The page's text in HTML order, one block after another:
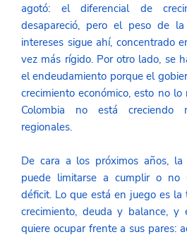
agotó: el diferencial de
desapareció, pero el peso de
intereses sigue ahí, concentrado
vez más rígido. Por otro lado, se
el endeudamiento porque el
crecimiento económico, esto no
Colombia no está
regionales.
De cara a los próximos años,
puede limitarse a cumplir o
déficit. Lo que está en juego es
crecimiento, deuda y balance, y
quiere ocupar frente a sus pares: